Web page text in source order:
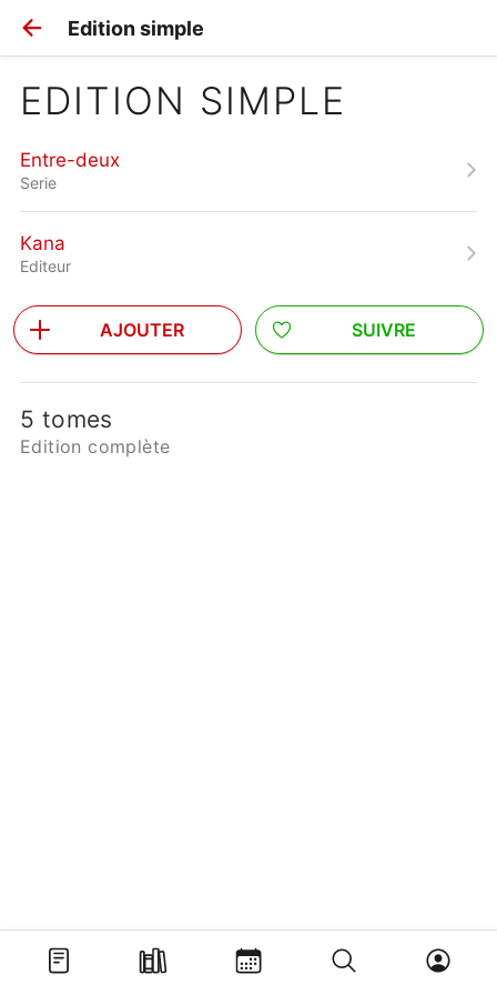
Edition simple
EDITION SIMPLE
Entre-deux
Serie
Kana
Editeur
AJOUTER SUIVRE
5 tomes
Edition complète